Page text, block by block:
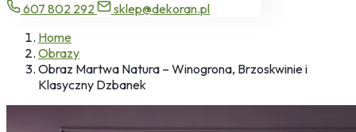
607 802 292
sklep@dekoran.pl
Home
Obrazy
Obraz Martwa Natura – Winogrona, Brzoskwinie i
Klasyczny Dzbanek